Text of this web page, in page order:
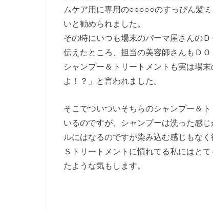
ムケア用に専用の○○○○○のすっぴん髪
いと勧められました。
その時にいつも場末のパーマ屋さんの
伝えたところ、担当の美容師さんもＤ
シャンプー＆トリートメントも実は場
よ！？」と言われました。
そこでついついそちらのシャンプー＆
いるのですが、シャンプーは洗った感
ルにはなるのですが染み込む感じもな
Ｓトリートメントに慣れてる私にはと
たような気もします。